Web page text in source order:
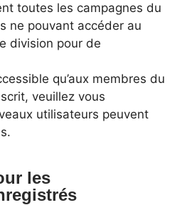
toutes les campagnes du
ne pouvant accéder au
division pour de
qu’aux membres du
veuillez vous
utilisateurs peuvent
les